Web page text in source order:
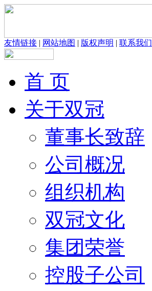
友情链接 | 网站地图 | 版权声明 | 联系我们
首 页
关于双冠
董事长致辞
公司概况
组织机构
双冠文化
集团荣誉
控股子公司